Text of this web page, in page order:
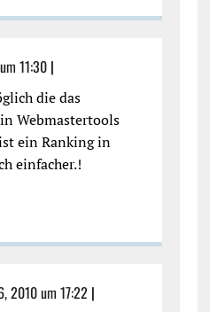
11:30|
die das
Webmastertools
ein Ranking in
einfacher.!
2010 um 17:22 |